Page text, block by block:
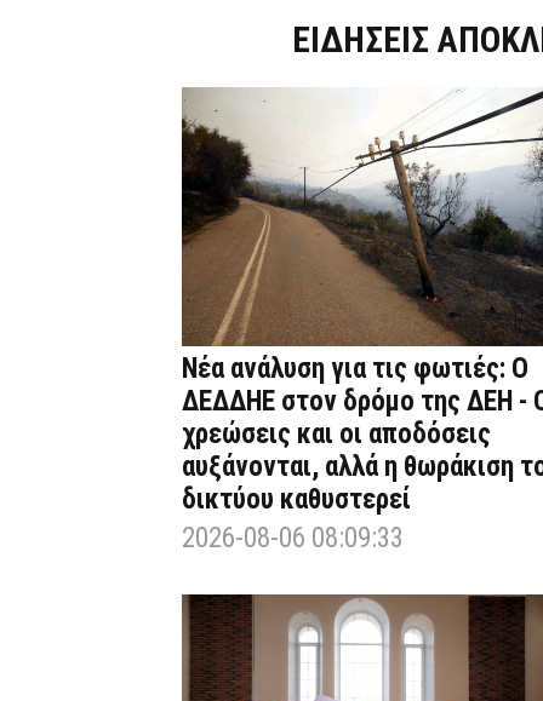
ΕΙΔΗΣΕΙΣ
Νέα ανάλυση για τις φωτιές: Ο
ΔΕΔΔΗΕ στον δρόμο της ΔΕΗ -
χρεώσεις και οι αποδόσεις
αυξάνονται, αλλά η θωράκιση
δικτύου καθυστερεί
2026-08-06 08:09:33